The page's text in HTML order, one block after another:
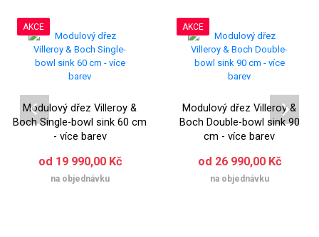
AKCE
Modulový dřez Villeroy &
Boch Single-bowl sink 60 cm
- více barev
od 19 990,00 Kč
na objednávku
AKCE
Modulový dřez Villeroy &
Boch Double-bowl sink 90
cm - více barev
od 26 990,00 Kč
na objednávku